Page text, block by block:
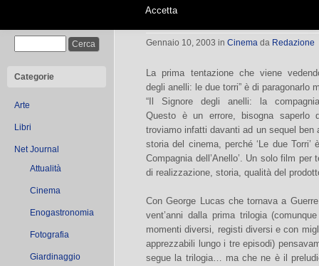
Categorie
Arte
Libri
Net Journal
Attualità
Cinema
Enogastronomia
Fotografia
Giardinaggio
Il Signore e le Torri
Gennaio 10, 2003 in Cinema da Redazione
La prima tentazione che viene
degli anelli: le due torri” è di paragonarlo
“Il Signore degli anelli: la compagnia
Questo è un errore, bisogna saperlo
troviamo infatti davanti ad un sequel ben
storia del cinema, perché ‘Le due Torri’
Compagnia dell’Anello’. Un solo film per
di realizzazione, storia, qualità del
Con George Lucas che tornava a
vent’anni dalla prima trilogia
momenti diversi, registi diversi e con
apprezzabili lungo i tre episodi)
segue la trilogia… ma che ne è il
Accetta